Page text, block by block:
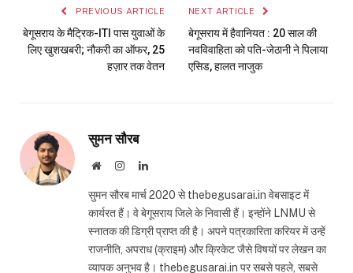
PREVIOUS ARTICLE
बेगूसराय के मैट्रिक-ITI पास युवाओं के
लिए खुशखबरी; नौकरी का ऑफर, 25
हज़ार तक वेतन
NEXT ARTICLE
बेगूसराय में हैवानियत : 20 साल की
नवविवाहिता को पति-जेठानी ने पिलाया
एसिड, हालत नाजुक
सुमन सौरब
WebsiteInstagramLinkedIn
सुमन सौरब मार्च 2020 से thebegusarai.in वेबसाइट में
कार्यरत हैं। वे बेगूसराय जिले के निवासी हैं। इन्होंने LNMU से
स्नातक की डिग्री प्राप्त की है। अपने पत्रकारिता करियर में उन्हें
राजनीति, अपराध (क्राइम) और क्रिकेट जैसे विषयों पर लेखन का
व्यापक अनुभव है। thebegusarai.in पर सबसे पहले, सबसे